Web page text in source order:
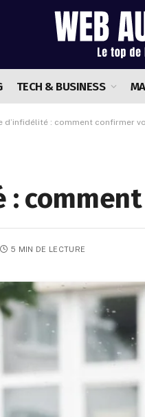
TECH & BUSINESS
d’infidélité : comment confirmer
:
5 MIN DE LECTURE